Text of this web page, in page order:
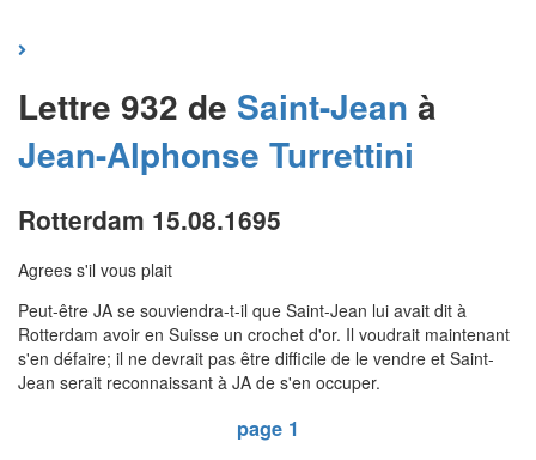
Lettre 932 de Saint-Jean à
Jean-Alphonse Turrettini
Rotterdam 15.08.1695
Agrees s'il vous plait
Peut-être JA se souviendra-t-il que Saint-Jean lui avait dit à
Rotterdam avoir en Suisse un crochet d'or. Il voudrait maintenant
s'en défaire; il ne devrait pas être difficile de le vendre et Saint-
Jean serait reconnaissant à JA de s'en occuper.
page 1